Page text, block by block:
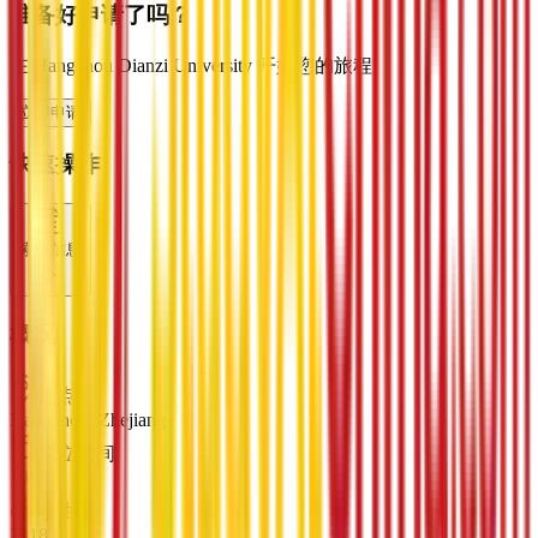
准备好申请了吗？
在 Hangzhou Dianzi University 开始您的旅程
立即申请
快速操作
索取信息
概况
地点
Hangzhou, Zhejiang
成立时间
1956
学生